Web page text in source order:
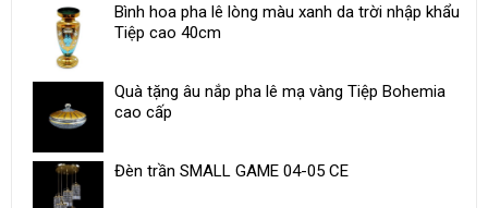
Bình hoa pha lê lòng màu xanh da trời nhập khẩu
Tiệp cao 40cm
Quà tặng âu nắp pha lê mạ vàng Tiệp Bohemia
cao cấp
Đèn trần SMALL GAME 04-05 CE